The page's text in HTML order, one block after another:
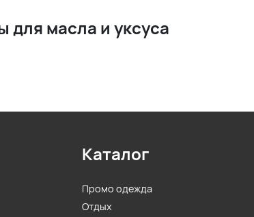
для масла и уксуса
Каталог
Промо одежда
Отдых